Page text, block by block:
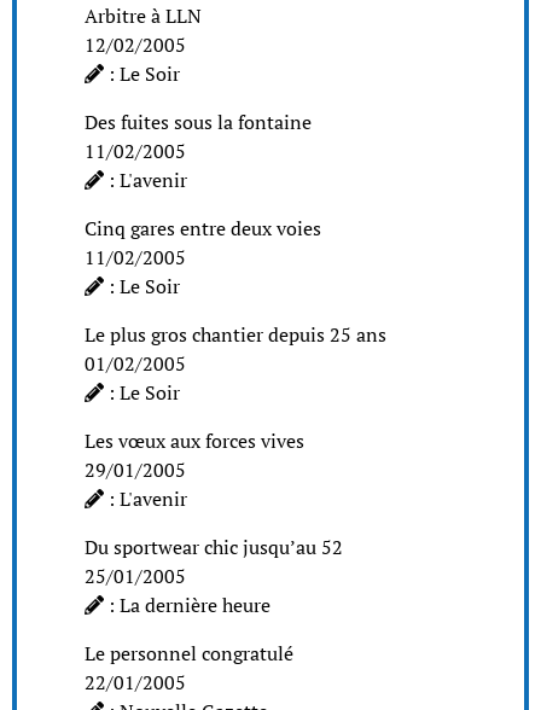
Arbitre à LLN
12/02/2005
: Le Soir
Des fuites sous la fontaine
11/02/2005
: L'avenir
Cinq gares entre deux voies
11/02/2005
: Le Soir
Le plus gros chantier depuis 25 ans
01/02/2005
: Le Soir
Les vœux aux forces vives
29/01/2005
: L'avenir
Du sportwear chic jusqu’au 52
25/01/2005
: La dernière heure
Le personnel congratulé
22/01/2005